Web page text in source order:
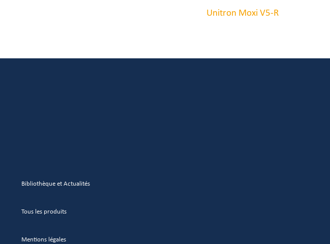
Unitron Moxi V5-R
Bibliothèque et Actualités
Tous les produits
Mentions légales